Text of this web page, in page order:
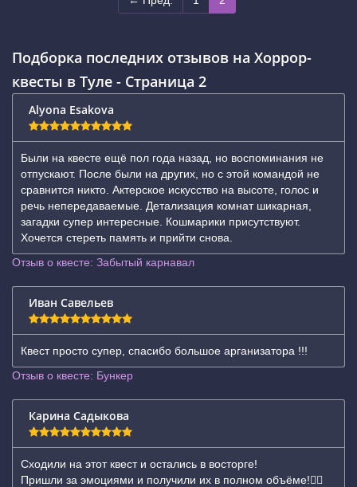
Подборка последних отзывов на Хоррор-
квесты в Туле - Страница 2
Alyona Esakova
Были на квесте ещё пол года назад, но воспоминания не
отпускают. После были на других, но с этой командой не
сравнится никто. Актерское искусство на высоте, голос и
речь непередаваемые. Детализация комнат шикарная,
загадки супер интересные. Кошмарики присутствуют.
Хочется стереть память и прийти снова.
Отзыв о квесте: Забытый карнавал
Иван Савельев
Квест просто супер, спасибо большое арганизатора !!!
Отзыв о квесте: Бункер
Карина Садыкова
Сходили на этот квест и остались в восторге!
Пришли за эмоциями и получили их в полном объёме!❤️‍🔥